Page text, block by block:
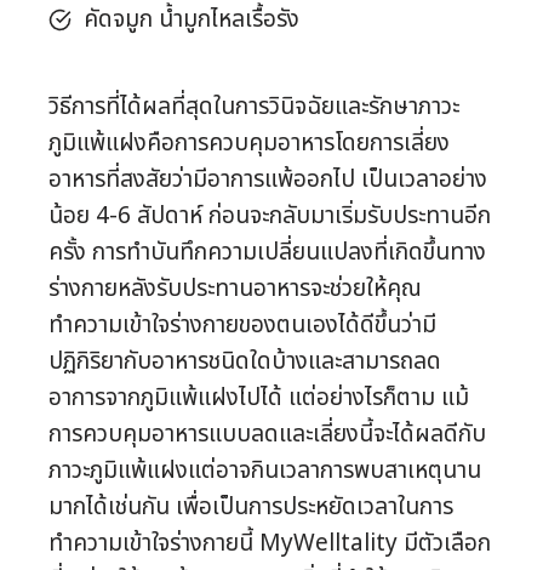
คัดจมูก น้ำมูกไหลเรื้อรัง
วิธีการที่ได้ผลที่สุดในการวินิจฉัยและรักษาภาวะ
ภูมิแพ้แฝงคือการควบคุมอาหารโดยการเลี่ยง
อาหารที่สงสัยว่ามีอาการแพ้ออกไป เป็นเวลาอย่าง
น้อย 4-6 สัปดาห์ ก่อนจะกลับมาเริ่มรับประทานอีก
ครั้ง การทำบันทึกความเปลี่ยนแปลงที่เกิดขึ้นทาง
ร่างกายหลังรับประทานอาหารจะช่วยให้คุณ
ทำความเข้าใจร่างกายของตนเองได้ดีขึ้นว่ามี
ปฏิกิริยากับอาหารชนิดใดบ้างและสามารถลด
อาการจากภูมิแพ้แฝงไปได้ แต่อย่างไรก็ตาม แม้
การควบคุมอาหารแบบลดและเลี่ยงนี้จะได้ผลดีกับ
ภาวะภูมิแพ้แฝงแต่อาจกินเวลาการพบสาเหตุนาน
มากได้เช่นกัน เพื่อเป็นการประหยัดเวลาในการ
ทำความเข้าใจร่างกายนี้ MyWelltality มีตัวเลือก